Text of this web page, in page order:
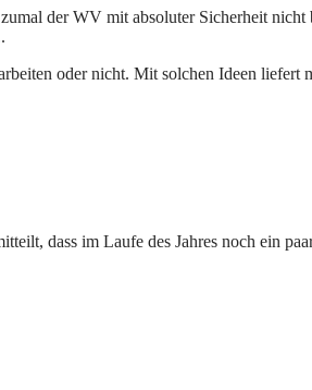
der WV mit absoluter Sicherheit
oder nicht. Mit solchen Ideen liefert
dass im Laufe des Jahres noch ein